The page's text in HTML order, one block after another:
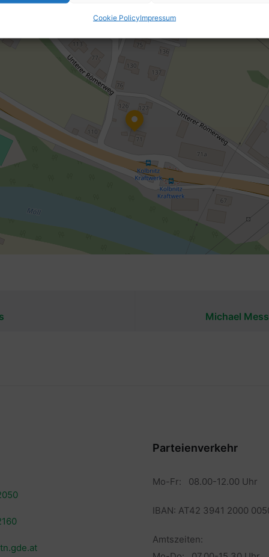
Cookie PolicyImpressum
Michael
Parteienverkehr
Mo-Fr: 08.00-12.00 Uhr
IBAN: AT42 3941 2000
Amtszeiten: